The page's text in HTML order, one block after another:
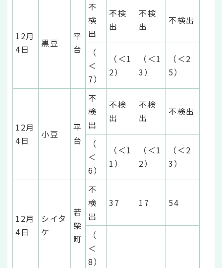
12月
4日
黒豆
平
台
不
検
出
不検
出
不検
出
不検出
（
＜
7）
（＜1
2）
（＜1
3）
（＜2
5）
12月
4日
小豆
平
台
不
検
出
不検
出
不検
出
不検出
（
＜
6）
（＜1
1）
（＜1
2）
（＜2
3）
12月
4日
シイタ
ケ
若
柴
町
不
検
出
37 17 54
（
＜
8）